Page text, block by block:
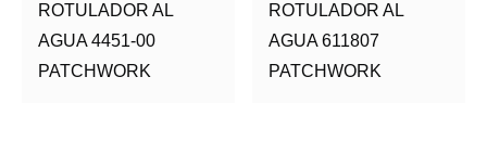
ROTULADOR AL
AGUA 4451-00
PATCHWORK
ROTULADOR AL
AGUA 611807
PATCHWORK